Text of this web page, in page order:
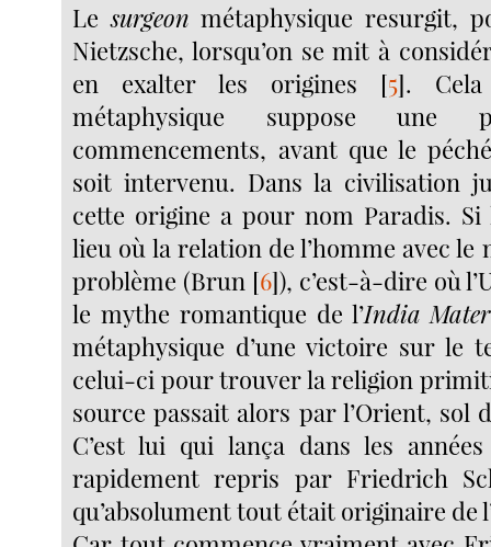
Lesurgeon métaphysique resurgit,
Nietzsche, lorsqu’on se mit à
en exalter les origines [5].
métaphysique suppose une
commencements, avant que le
soit intervenu. Dans la civilisation
cette origine a pour nom Paradis. Si
lieu où la relation de l’homme avec le
problème (Brun [6]), c’est-à-dire où
le mythe romantique de l’India Mater
métaphysique d’une victoire sur le
celui-ci pour trouver la religion
source passait alors par l’Orient, sol
C’est lui qui lança dans les
rapidement repris par Friedrich
qu’absolument tout était originaire de